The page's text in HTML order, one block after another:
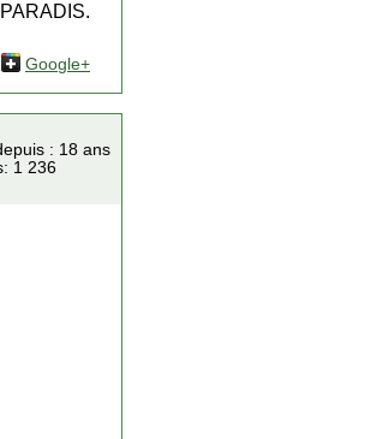
Google+
: 18 ans
1 236